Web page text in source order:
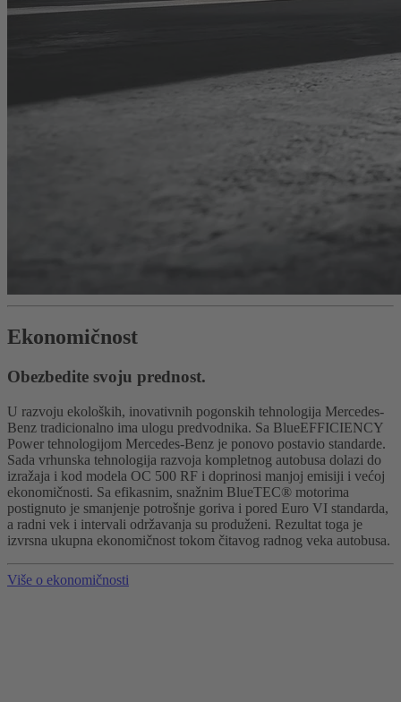
Ekonomičnost
Obezbedite svoju prednost.
U razvoju ekoloških, inovativnih pogonskih tehnologija Mercedes-
Benz tradicionalno ima ulogu predvodnika. Sa BlueEFFICIENCY
Power tehnologijom Mercedes-Benz je ponovo postavio standarde.
Sada vrhunska tehnologija razvoja kompletnog autobusa dolazi do
izražaja i kod modela OC 500 RF i doprinosi manjoj emisiji i većoj
ekonomičnosti. Sa efikasnim, snažnim BlueTEC® motorima
postignuto je smanjenje potrošnje goriva i pored Euro VI standarda,
a radni vek i intervali održavanja su produženi. Rezultat toga je
izvrsna ukupna ekonomičnost tokom čitavog radnog veka autobusa.
Više o ekonomičnosti